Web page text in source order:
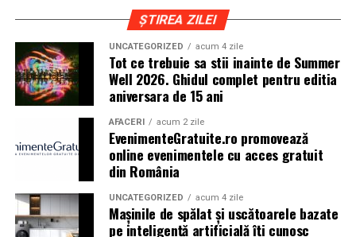
important. Anvelopele care ofera aderenta constanta,
stabilitate si un aspect echilibrat sunt preferate de cei
care nu doresc sa transforme masina intr-un obiect
static. In acest sens, alegerea unoranvelope all season
175 65 r14poate fi potrivita pentru multe proiecte
prezente la evenimentele locale, in special pentru
masinile compacte sau clasice.
Pozitia masinii si rolul anvelopelor
La un show auto, pozitia masinii este analizata atent.
Cat de jos sta masina, cum se aliniaza roata cu aripa si ce
impact vizual are ansamblul sunt detalii care pot face
ȘTIREA ZILEI
UNCATEGORIZED acum 4 zile
Tot ce trebuie sa stii inainte de Summer
Well 2026. Ghidul complet pentru editia
aniversara de 15 ani
AFACERI acum 2 zile
EvenimenteGratuite.ro promovează
online evenimentele cu acces gratuit
din România
UNCATEGORIZED acum 4 zile
Mașinile de spălat și uscătoarele bazate
pe inteligență artificială îți cunosc